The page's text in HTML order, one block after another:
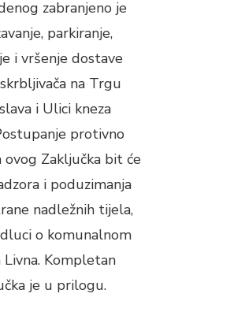
zabranjeno je
parkiranje,
i vršenje dostave
na Trgu
i Ulici kneza
protivno
ovog Zaključka bit će
i poduzimanja
nadležnih tijela,
o komunalnom
Kompletan
je u prilogu.